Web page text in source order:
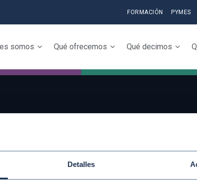
Detalles
FORMACIÓN PYMES
somos Qué ofrecemos Qué decimos
adhiérete
Elabora tu Informe